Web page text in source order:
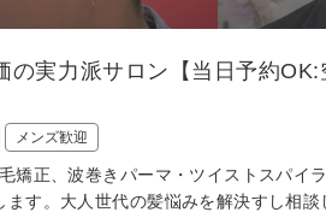
実力派サロン【当日予約
メンズ歓迎
矯正、波巻きパーマ・ツイストスパイ
す。大人世代の髪悩みを解決すし相